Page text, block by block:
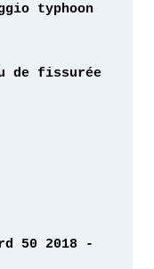
typhoon
50 2018 -